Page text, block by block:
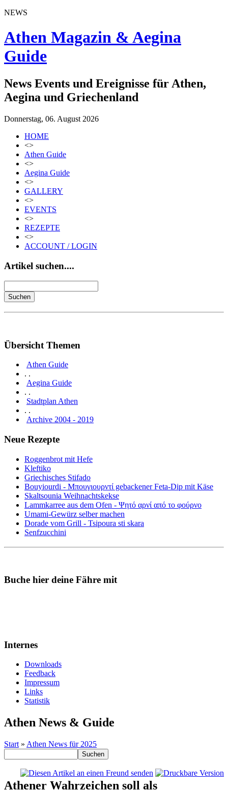
NEWS
Athen Magazin & Aegina
Guide
News Events und Ereignisse für Athen,
Aegina und Griechenland
Donnerstag, 06. August 2026
HOME
<>
Athen Guide
<>
Aegina Guide
<>
GALLERY
<>
EVENTS
<>
REZEPTE
<>
ACCOUNT / LOGIN
Artikel suchen....
Übersicht Themen
Athen Guide
. .
Aegina Guide
. .
Stadtplan Athen
. .
Archive 2004 - 2019
Neue Rezepte
Roggenbrot mit Hefe
Kleftiko
Griechisches Stifado
Bouyiourdi - Μπουγιουρντί gebackener Feta-Dip mit Käse
Skaltsounia Weihnachtskekse
Lammkarree aus dem Ofen - Ψητό αρνί από το φούρνο
Umami-Gewürz selber machen
Dorade vom Grill - Tsipoura sti skara
Senfzucchini
Buche hier deine Fähre mit
Internes
Downloads
Feedback
Impressum
Links
Statistik
Athen News & Guide
Start » Athen News für 2025
Athener Wahrzeichen soll als